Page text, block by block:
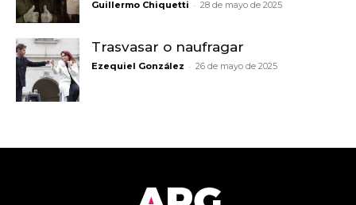
Guillermo Chiquetti - 28 de mayo de 2025
Trasvasar o naufragar
Ezequiel González - 26 de mayo de 2025